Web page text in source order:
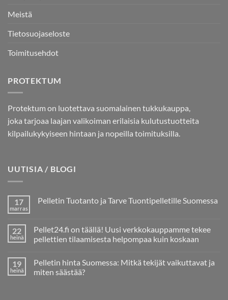
Meistä
Tietosuojaseloste
Toimitusehdot
PROTEKTUM
Protektum on luotettava suomalainen tukkukauppa,
joka tarjoaa laajan valikoiman erilaisia kulutustuotteita
kilpailukykyiseen hintaan ja nopeilla toimituksilla.
UUTISIA / BLOGI
17
marras
Pelletin Tuotanto ja Tarve Tuontipelletille Suomessa
Pelletin
Tuotanto
ja
Suomessa
22
heinä
Pellet24.fi on täällä! Uusi verkkokauppamme tekee
pellettien tilaamisesta helpompaa kuin koskaan
artikkeliin
Pellet24.fi
on
19
heinä
Pelletin hinta Suomessa: Mitkä tekijät vaikuttavat ja
miten säästää?